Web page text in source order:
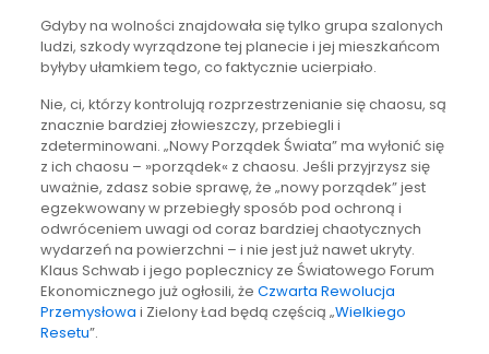
Gdyby na wolności znajdowała się tylko grupa szalonych
ludzi, szkody wyrządzone tej planecie i jej mieszkańcom
byłyby ułamkiem tego, co faktycznie ucierpiało.
Nie, ci, którzy kontrolują rozprzestrzenianie się chaosu, są
znacznie bardziej złowieszczy, przebiegli i
zdeterminowani. „Nowy Porządek Świata” ma wyłonić się
z ich chaosu – »porządek« z chaosu. Jeśli przyjrzysz się
uważnie, zdasz sobie sprawę, że „nowy porządek” jest
egzekwowany w przebiegły sposób pod ochroną i
odwróceniem uwagi od coraz bardziej chaotycznych
wydarzeń na powierzchni – i nie jest już nawet ukryty.
Klaus Schwab i jego poplecznicy ze Światowego Forum
Ekonomicznego już ogłosili, że Czwarta Rewolucja
Przemysłowa i Zielony Ład będą częścią „Wielkiego
Resetu”.